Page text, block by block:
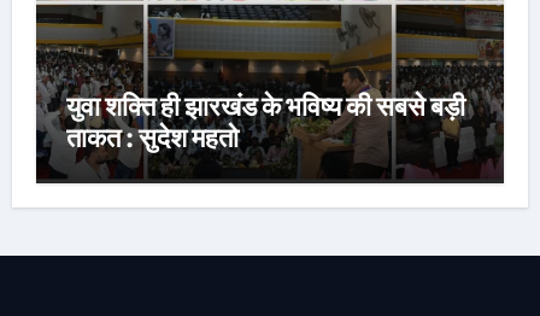
युवा शक्ति ही झारखंड के भविष्य की सबसे बड़ी
ताकत : सुदेश महतो